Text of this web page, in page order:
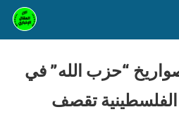
“حزب الله” في
الفلسطينية تقصف